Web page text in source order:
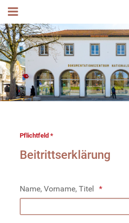
Pflichtfeld *
Beitrittserklärung
Name, Vorname, Titel